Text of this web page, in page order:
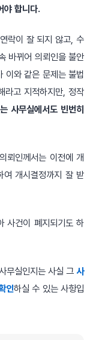
야 합니다.
락이 잘 되지 않고, 수
바뀌어 의뢰인을 불안
이와 같은 문제는 불법
라고 지적하지만, 정작
사무실에서도 빈번히
뢰인께서는 이전에 개
여 개시결정까지 잘 받
사건이 폐지되기도 하
무실인지는 사실 그 사
인하실 수 있는 사항입